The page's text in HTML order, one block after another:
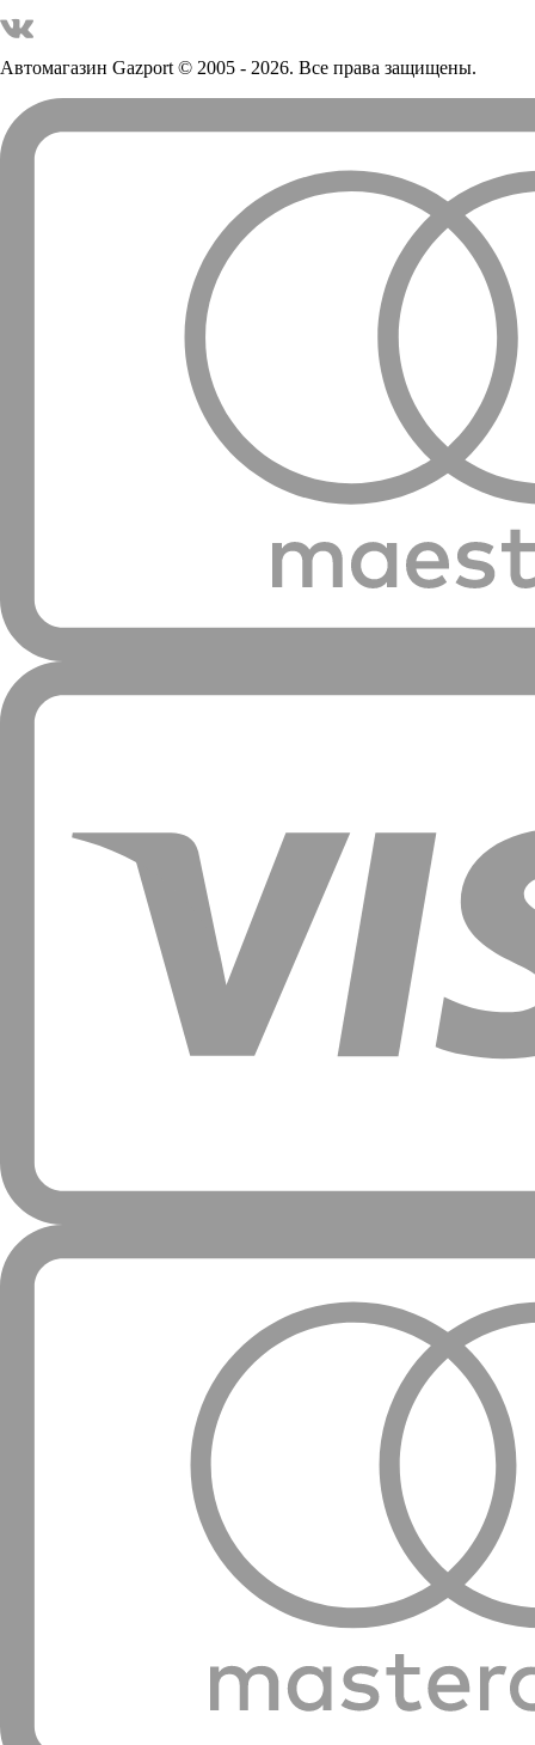
Автомагазин Gazport© 2005 - 2026. Все права защищены.